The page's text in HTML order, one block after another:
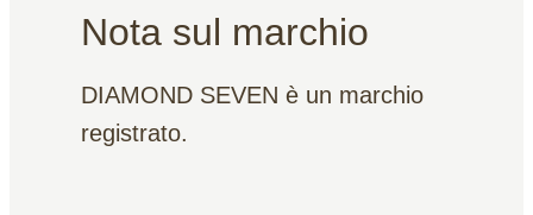
Nota sul marchio
DIAMOND SEVEN è un marchio
registrato.